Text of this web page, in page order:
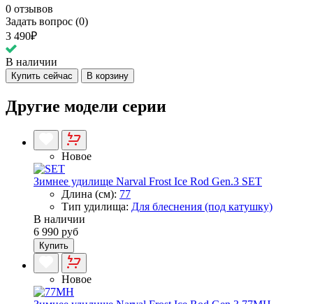
0 отзывов
Задать вопрос (0)
3 490₽
В наличии
Купить сейчас В корзину
Другие модели серии
Новое
Зимнее удилище Narval Frost Ice Rod Gen.3 SET
Длина (см): 77
Тип удилища: Для блеснения (под катушку)
В наличии
6 990 руб
Купить
Новое